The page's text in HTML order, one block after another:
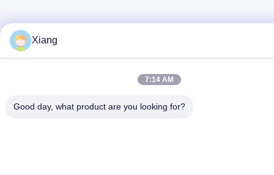
Xiang
7:14 AM
Good day, what product are you looking for?